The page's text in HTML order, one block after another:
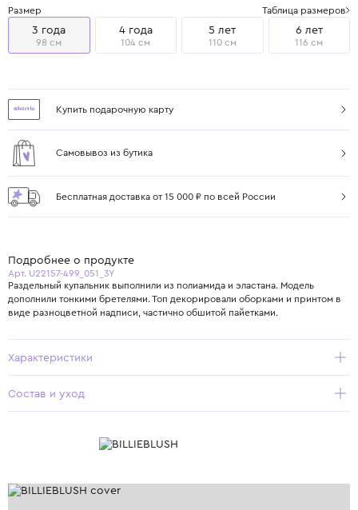
Размер Таблица размеров
3 года
98 см
4 года
104 см
5 лет
110 см
6 лет
116 см
Купить подарочную карту
Самовывоз из бутика
Бесплатная доставка от 15 000 ₽ по всей России
Подробнее о продукте
Арт. U22157-499_051_3Y
Раздельный купальник выполнили из полиамида и эластана. Модель
дополнили тонкими бретелями. Топ декорировали оборками и принтом в
виде разноцветной надписи, частично обшитой пайетками.
Характеристики
Состав и уход